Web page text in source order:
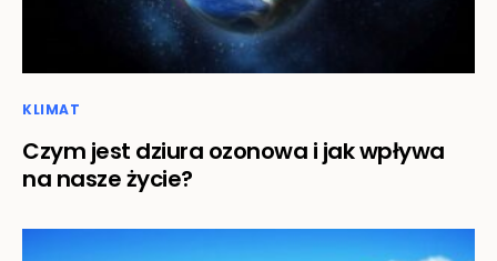
KLIMAT
Czym jest dziura ozonowa i jak wpływa
na nasze życie?